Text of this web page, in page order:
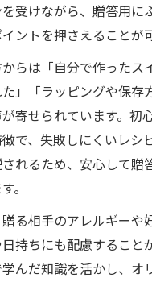
受けながら、贈答用に
ントを押さえることが
らは「自分で作ったス
」「ラッピングや保存
寄せられています。初
で、失敗しにくいレシ
れるため、安心して贈
。
る相手のアレルギーや
持ちにも配慮すること
んだ知識を活かし、オ